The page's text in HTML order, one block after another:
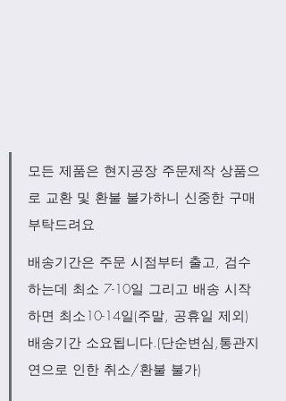
모든 제품은 현지공장 주문제작 상품으
로 교환 및 환불 불가하니 신중한 구매
부탁드려요
배송기간은 주문 시점부터 출고, 검수
하는데 최소 7-10일 그리고 배송 시작
하면 최소10-14일(주말, 공휴일 제외)
배송기간 소요됩니다.(단순변심,통관지
연으로 인한 취소/환불 불가)